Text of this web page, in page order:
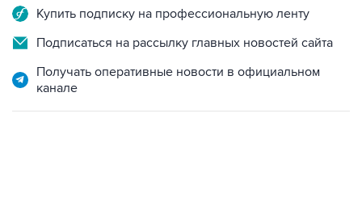
Подписаться на рассылку главных новостей сайта
Получать оперативные новости в официальном